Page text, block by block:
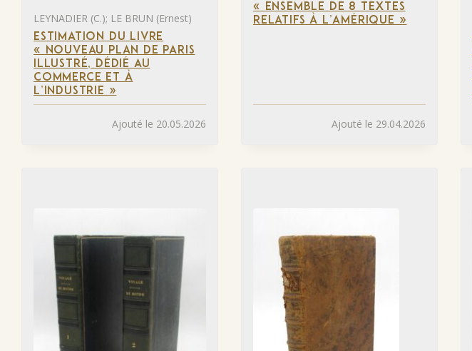
LEYNADIER (C.); LE BRUN (Ernest)
ESTIMATION DU LIVRE
« NOUVEAU PLAN DE PARIS
ILLUSTRÉ, DÉDIÉ AU
COMMERCE ET À
L’INDUSTRIE »
Ajouté le 20.05.2026
« ENSEMBLE DE 8 TEXTES
RELATIFS À L’AMÉRIQUE »
Ajouté le 29.04.2026